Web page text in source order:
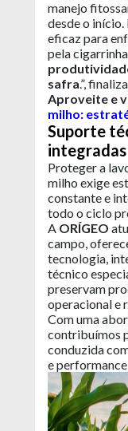
manejo
desde o início.
eficaz para
pela
safra.”,
Aproveite e
milho:
Suporte
Proteger a
milho exige
constante e
todo o ciclo
A ORÍGEO
campo,
tecnologia,
técnico
preservam
operacional e
Com uma
contribuímos
conduzida
e